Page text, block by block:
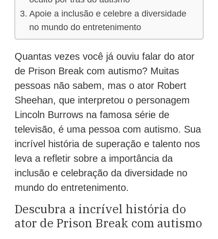
Apoie a inclusão e celebre a diversidade
no mundo do entretenimento
Quantas vezes você já ouviu falar do ator
de Prison Break com autismo? Muitas
pessoas não sabem, mas o ator Robert
Sheehan, que interpretou o personagem
Lincoln Burrows na famosa série de
televisão, é uma pessoa com autismo. Sua
incrível história de superação e talento nos
leva a refletir sobre a importância da
inclusão e celebração da diversidade no
mundo do entretenimento.
Descubra a incrível história do
ator de Prison Break com autismo